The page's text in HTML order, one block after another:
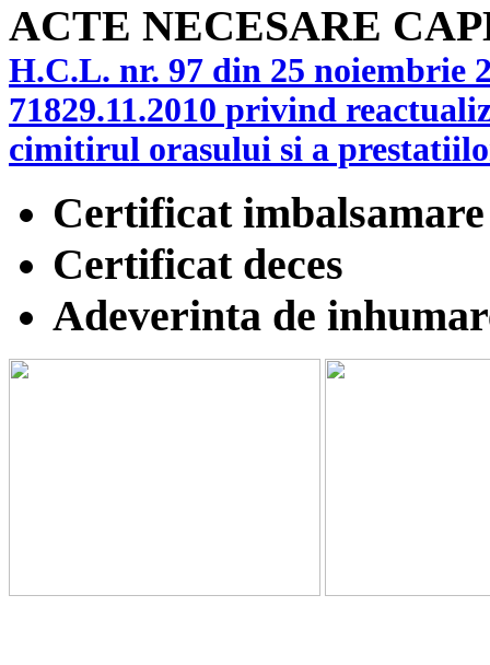
ACTE NECESARE
H.C.L. nr. 97 din 25 noiembrie
71829.11.2010 privind
cimitirul orasului si a
Certificat imbalsamare
Certificat deces
Adeverinta de